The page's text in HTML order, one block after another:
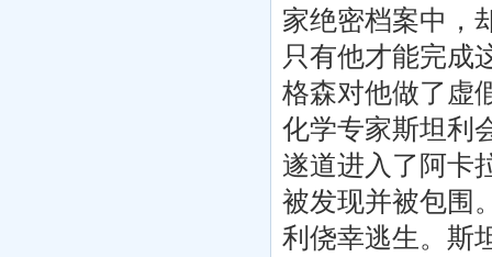
家绝密档案中，
只有他才能完成
格森对他做了虚
化学专家斯坦利
遂道进入了阿卡
被发现并被包围
利侥幸逃生。斯